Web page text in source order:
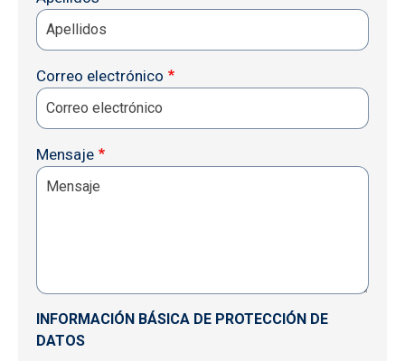
Correo electrónico
Mensaje
INFORMACIÓN BÁSICA DE PROTECCIÓN DE
DATOS